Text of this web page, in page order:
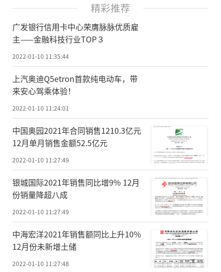
精彩推荐
广发银行信用卡中心荣膺脉脉优质雇
主——金融科技行业TOP３
2022-01-10 11:35:44
上汽奥迪Q5etron首款纯电动车，带
来安心驾乘体验！
2022-01-10 11:24:01
中国奥园2021年合同销售1210.3亿元
12月单月销售金额52.5亿元
2022-01-10 11:27:49
银城国际2021年销售同比增9% 12月
份销量降超八成
2022-01-10 11:27:49
中海宏洋2021年销售额同比上升10%
12月份未新增土储
2022-01-10 11:27:48